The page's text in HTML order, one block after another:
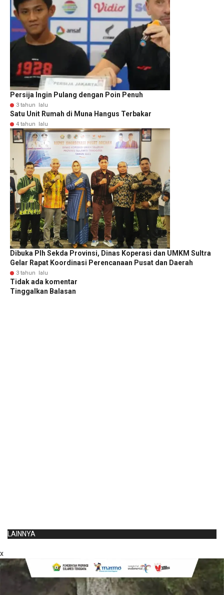
Persija Ingin Pulang dengan Poin Penuh
3 tahun lalu
Satu Unit Rumah di Muna Hangus Terbakar
4 tahun lalu
Dibuka Plh Sekda Provinsi, Dinas Koperasi dan UMKM Sultra
Gelar Rapat Koordinasi Perencanaan Pusat dan Daerah
3 tahun lalu
Tidak ada komentar
Tinggalkan Balasan
LAINNYA
x